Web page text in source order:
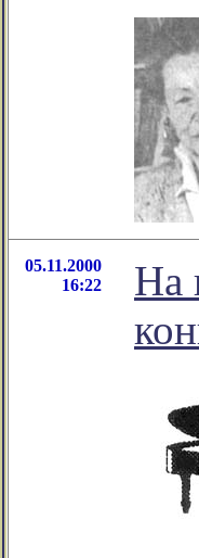
05.11.2000
16:22
На